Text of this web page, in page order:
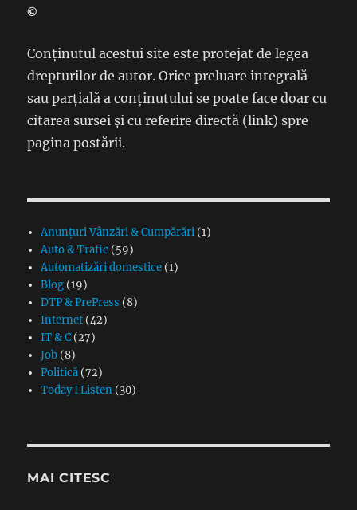
©
Conținutul acestui site este protejat de legea
drepturilor de autor. Orice preluare integrală
sau parțială a conținutului se poate face doar cu
citarea sursei și cu referire directă (link) spre
pagina postării.
Anunțuri Vânzări & Cumpărări(1)
Auto & Trafic (59)
Automatizări domestice(1)
Blog(19)
DTP & PrePress (8)
Internet(42)
IT & C(27)
Job(8)
Politică(72)
Today I Listen(30)
MAI CITESC